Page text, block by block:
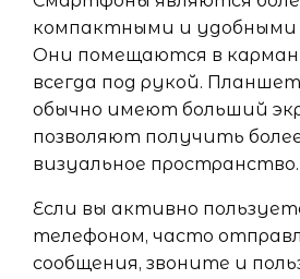
компактными и удобными
Они помещаются в карман
всегда под рукой.
обычно имеют больший
позволяют получить
визуальное пространство.
Если вы активно
телефоном, часто
сообщения, звоните и